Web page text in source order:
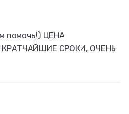
помочь!) ЦЕНА
СРОКИ, ОЧЕНЬ